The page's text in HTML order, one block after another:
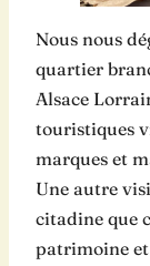
Nous nous
quartier
Alsace
touristiques
marques et
Une autre
citadine que
patrimoine et